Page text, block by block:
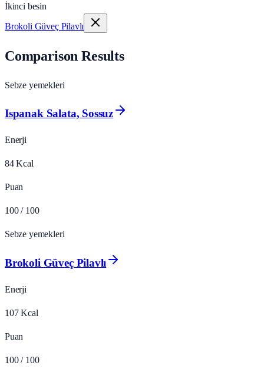
İkinci besin
Brokoli Güveç Pilavlı
Comparison Results
Sebze yemekleri
Ispanak Salata, Sossuz
Enerji
84 Kcal
Puan
100 / 100
Sebze yemekleri
Brokoli Güveç Pilavlı
Enerji
107 Kcal
Puan
100 / 100